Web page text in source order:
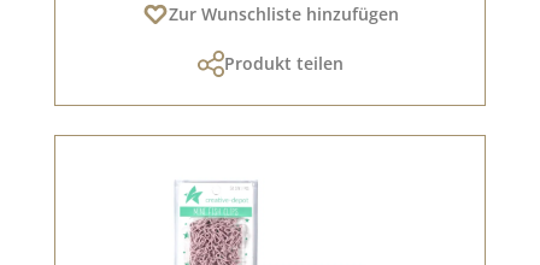
Zur Wunschliste hinzufügen
Produkt teilen